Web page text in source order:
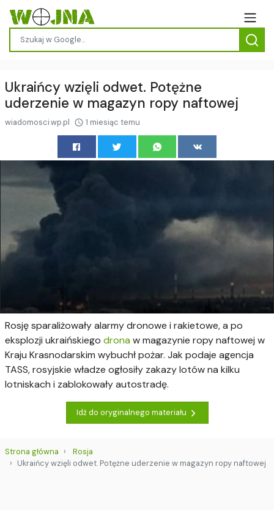
Ukraińcy wzięli odwet. Potężne
uderzenie w magazyn ropy naftowej
wiadomosci.wp.pl 1 miesiąc temu
Rosję sparaliżowały alarmy dronowe i rakietowe, a po
eksplozji ukraińskiego dronaw magazynie ropy naftowej w
Kraju Krasnodarskim wybuchł pożar. Jak podaje agencja
TASS, rosyjskie władze ogłosiły zakazy lotów na kilku
lotniskach i zablokowały autostradę.
Idź do oryginalnego materiału
Strona główna
Rosja
Ukraińcy wzięli odwet. Potężne uderzenie w magazyn ropy naftowej